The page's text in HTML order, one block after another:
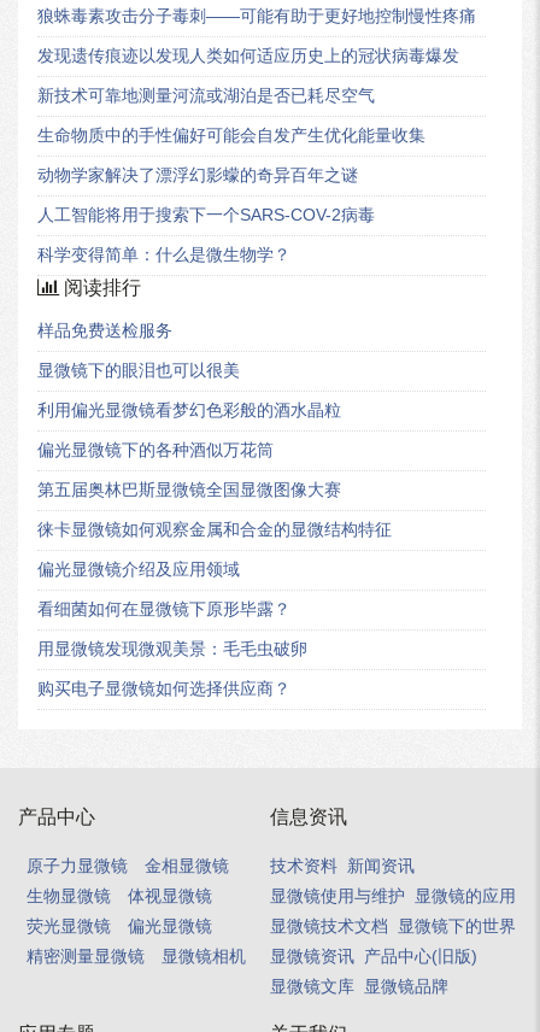
狼蛛毒素攻击分子毒刺——可能有助于更好地控制慢性疼痛
发现遗传痕迹以发现人类如何适应历史上的冠状病毒爆发
新技术可靠地测量河流或湖泊是否已耗尽空气
生命物质中的手性偏好可能会自发产生优化能量收集
动物学家解决了漂浮幻影蠓的奇异百年之谜
人工智能将用于搜索下一个SARS-COV-2病毒
科学变得简单：什么是微生物学？
阅读排行
样品免费送检服务
显微镜下的眼泪也可以很美
利用偏光显微镜看梦幻色彩般的酒水晶粒
偏光显微镜下的各种酒似万花筒
第五届奥林巴斯显微镜全国显微图像大赛
徕卡显微镜如何观察金属和合金的显微结构特征
偏光显微镜介绍及应用领域
看细菌如何在显微镜下原形毕露？
用显微镜发现微观美景：毛毛虫破卵
购买电子显微镜如何选择供应商？
产品中心
原子力显微镜
金相显微镜
生物显微镜
体视显微镜
荧光显微镜
偏光显微镜
精密测量显微镜
显微镜相机
信息资讯
技术资料 新闻资讯
显微镜使用与维护
显微镜的应用
显微镜技术文档
显微镜下的世界
显微镜资讯 产品中心(旧版)
显微镜文库 显微镜品牌